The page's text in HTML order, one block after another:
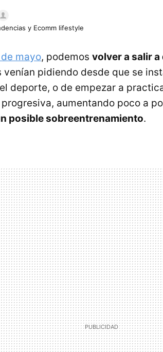
y Ecomm lifestyle
mayo, podemos volver a salir
pidiendo desde que se
deporte, o de empezar a
aumentando poco a
posible sobreentrenamiento.